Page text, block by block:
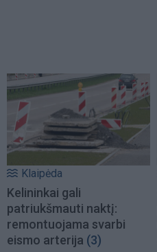
Klaipėda
Kelininkai gali
patriukšmauti naktį:
remontuojama svarbi
eismo arterija (3)